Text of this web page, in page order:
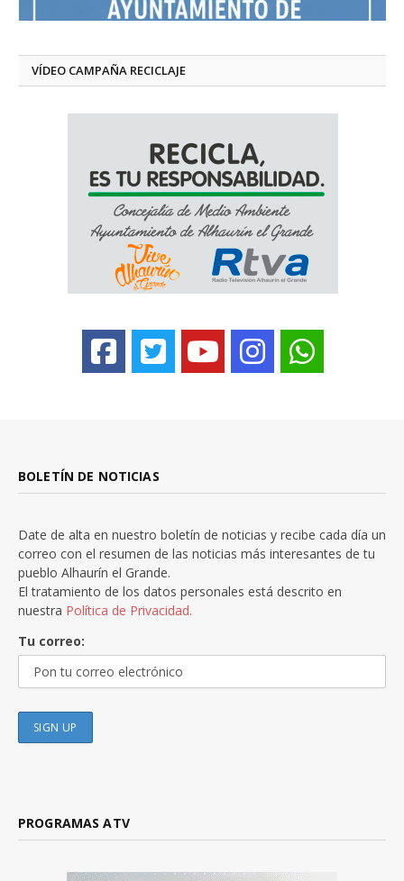
VÍDEO CAMPAÑA RECICLAJE
BOLETÍN DE NOTICIAS
Date de alta en nuestro boletín de noticias y recibe cada día un
correo con el resumen de las noticias más interesantes de tu
pueblo Alhaurín el Grande.
El tratamiento de los datos personales está descrito en
nuestra Política de Privacidad.
Tu correo:
PROGRAMAS ATV